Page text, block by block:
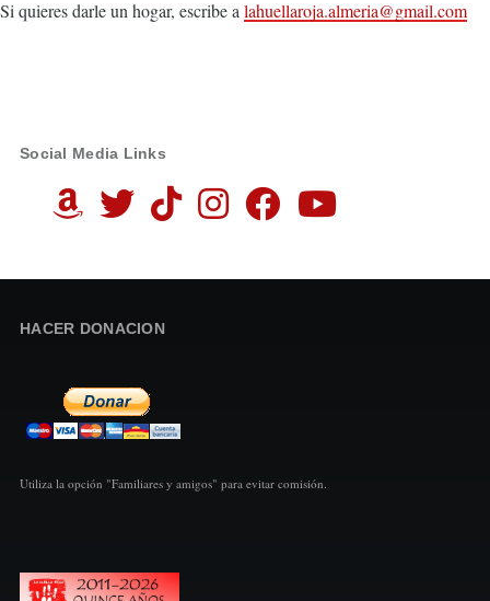
Si quieres darle un hogar, escribe a lahuellaroja.almeria@gmail.com
Social Media Links
HACER DONACION
Utiliza la opción "Familiares y amigos" para evitar comisión.